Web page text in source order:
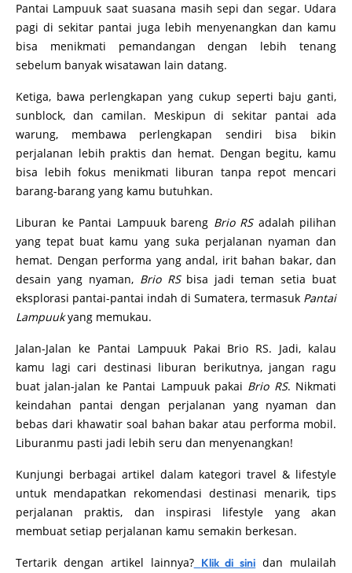
Pantai Lampuuk saat suasana masih sepi dan segar. Udara
pagi di sekitar pantai juga lebih menyenangkan dan kamu
bisa menikmati pemandangan dengan lebih tenang
sebelum banyak wisatawan lain datang.
Ketiga, bawa perlengkapan yang cukup seperti baju ganti,
sunblock, dan camilan. Meskipun di sekitar pantai ada
warung, membawa perlengkapan sendiri bisa bikin
perjalanan lebih praktis dan hemat. Dengan begitu, kamu
bisa lebih fokus menikmati liburan tanpa repot mencari
barang-barang yang kamu butuhkan.
Liburan ke Pantai Lampuuk bareng Brio RSadalah pilihan
yang tepat buat kamu yang suka perjalanan nyaman dan
hemat. Dengan performa yang andal, irit bahan bakar, dan
desain yang nyaman, Brio RSbisa jadi teman setia buat
eksplorasi pantai-pantai indah di Sumatera, termasuk Pantai
Lampuukyang memukau.
Jalan-Jalan ke Pantai Lampuuk Pakai Brio RS. Jadi, kalau
kamu lagi cari destinasi liburan berikutnya, jangan ragu
buat jalan-jalan ke Pantai Lampuuk pakai Brio RS. Nikmati
keindahan pantai dengan perjalanan yang nyaman dan
bebas dari khawatir soal bahan bakar atau performa mobil.
Liburanmu pasti jadi lebih seru dan menyenangkan!
Kunjungi berbagai artikel dalam kategori travel & lifestyle
untuk mendapatkan rekomendasi destinasi menarik, tips
perjalanan praktis, dan inspirasi lifestyle yang akan
membuat setiap perjalanan kamu semakin berkesan.
Tertarik dengan artikel lainnya? Klik di sini dan mulailah